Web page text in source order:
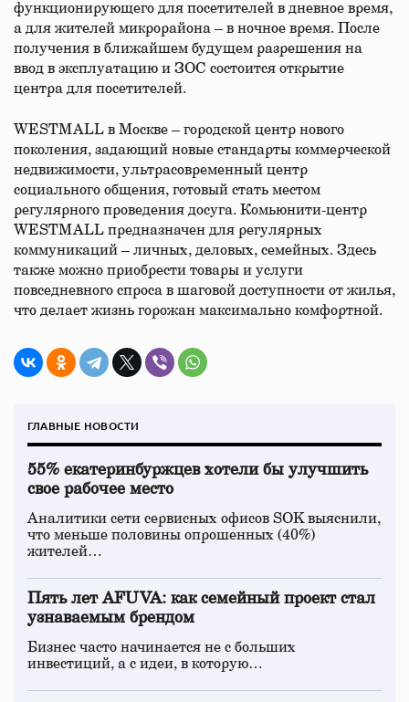
функционирующего для посетителей в дневное время,
а для жителей микрорайона – в ночное время. После
получения в ближайшем будущем разрешения на
ввод в эксплуатацию и ЗОС состоится открытие
центра для посетителей.
WESTMALL в Москве – городской центр нового
поколения, задающий новые стандарты коммерческой
недвижимости, ультрасовременный центр
социального общения, готовый стать местом
регулярного проведения досуга. Комьюнити-центр
WESTMALL предназначен для регулярных
коммуникаций – личных, деловых, семейных. Здесь
также можно приобрести товары и услуги
повседневного спроса в шаговой доступности от жилья,
что делает жизнь горожан максимально комфортной.
ГЛАВНЫЕ НОВОСТИ
55% екатеринбуржцев хотели бы улучшить
свое рабочее место
Аналитики сети сервисных офисов SOK выяснили,
что меньше половины опрошенных (40%)
жителей…
Пять лет AFUVA: как семейный проект стал
узнаваемым брендом
Бизнес часто начинается не с больших
инвестиций, а с идеи, в которую…